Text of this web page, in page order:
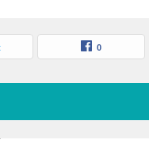
0